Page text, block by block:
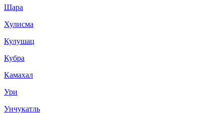
Щара
Хулисма
Кулушац
Кубра
Камахал
Ури
Унчукатль